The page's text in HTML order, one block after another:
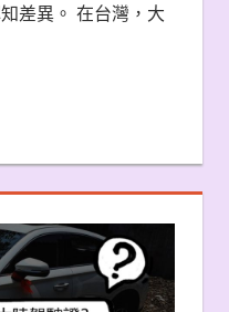
差異。 在台灣，大